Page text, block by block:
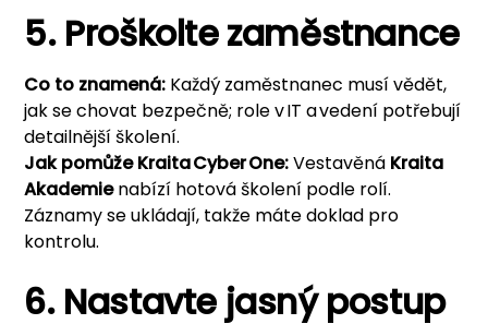
5. Proškolte zaměstnance
Co to znamená: Každý zaměstnanec musí vědět,
jak se chovat bezpečně; role v IT a vedení potřebují
detailnější školení.
Jak pomůžeKraita Cyber One:Vestavěná Kraita
Akademienabízí hotová školení podle rolí.
Záznamy se ukládají, takže máte doklad pro
kontrolu.
6. Nastavte jasný postup